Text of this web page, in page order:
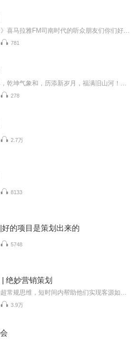
781
278
2.7万
8133
的项目是策划出来的
5748
绝妙营销策划
3.9万